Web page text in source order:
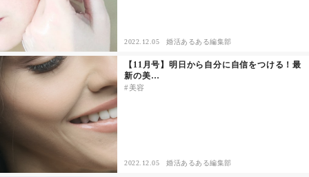
2022.12.05 婚活あるある編集部
【11月号】明日から自分に自信をつける！最
新の美…
美容
2022.12.05 婚活あるある編集部